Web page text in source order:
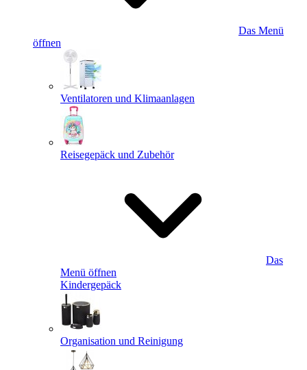
Das Menü
öffnen
Ventilatoren und Klimaanlagen
Reisegepäck und Zubehör
Das
Menü öffnen
Kindergepäck
Organisation und Reinigung